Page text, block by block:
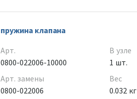
пружина клапана
Арт.
0800-022006-10000
Арт. замены
0800-022006
В узле
1 шт.
Вес
0.032 кг